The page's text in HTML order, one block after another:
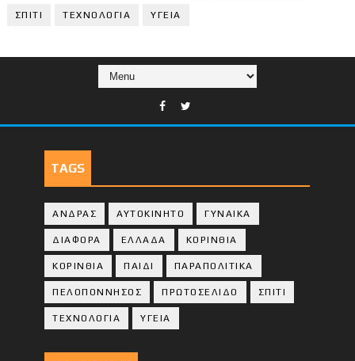
ΣΠΙΤΙ ΤΕΧΝΟΛΟΓΙΑ ΥΓΕΙΑ
TAGS
ΑΝΔΡΑΣ ΑΥΤΟΚΙΝΗΤΟ ΓΥΝΑΙΚΑ
ΔΙΑΦΟΡΑ ΕΛΛΑΔΑ ΚΟΡΙΝΘΙΑ
ΚΟΡΙΝΘΙA ΠΑΙΔΙ ΠΑΡΑΠΟΛΙΤΙΚΑ
ΠΕΛΟΠΟΝΝΗΣΟΣ ΠΡΩΤΟΣΕΛΙΔΟ ΣΠΙΤΙ
ΤΕΧΝΟΛΟΓΙΑ ΥΓΕΙΑ